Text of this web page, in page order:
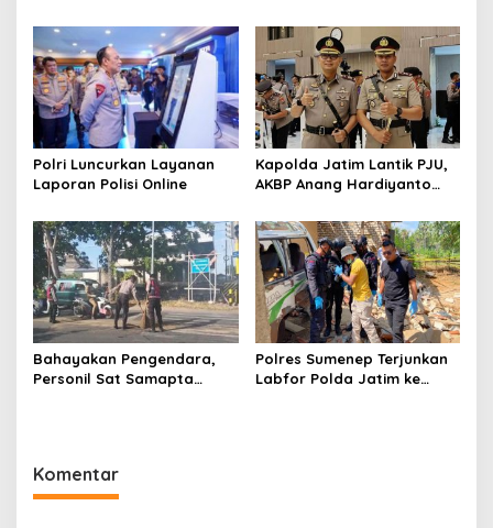
Polri Luncurkan Layanan
Laporan Polisi Online
Kapolda Jatim Lantik PJU,
AKBP Anang Hardiyanto
Bahayakan Pengendara,
Personil Sat Samapta
Polres Sumenep Terjunkan
Labfor Polda Jatim ke
Komentar